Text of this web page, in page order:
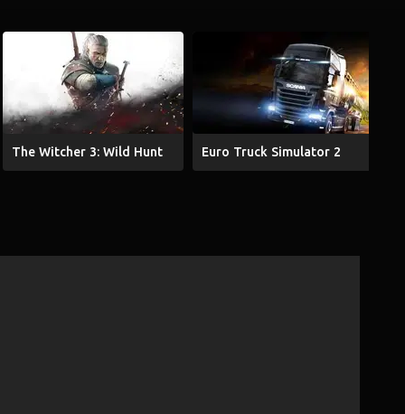
The Witcher 3: Wild Hunt Euro Truck Simulator 2